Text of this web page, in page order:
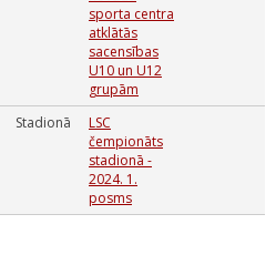
sporta centra
atklātās
sacensības
U10 un U12
grupām
Stadionā
LSC
čempionāts
stadionā -
2024. 1.
posms